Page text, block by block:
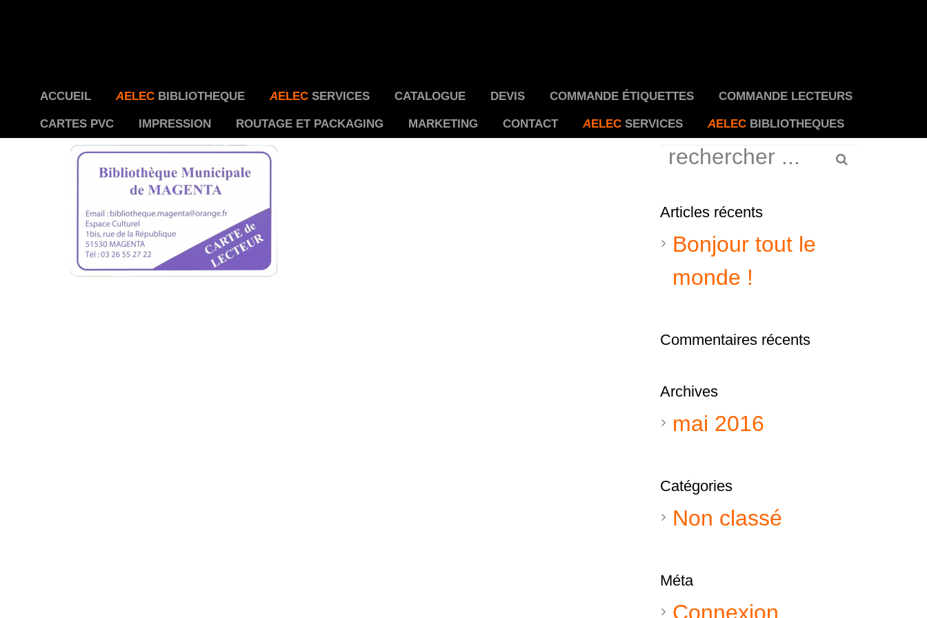
ACCUEIL AELEC BIBLIOTHEQUE AELEC SERVICES CATALOGUE DEVIS COMMANDE ÉTIQUETTES COMMANDE LECTEURS
CARTES PVC IMPRESSION ROUTAGE ET PACKAGING MARKETING CONTACT AELEC SERVICES AELEC BIBLIOTHEQUES
Articles récents
Bonjour tout le
monde !
Commentaires récents
Archives
mai 2016
Catégories
Non classé
Méta
Connexion